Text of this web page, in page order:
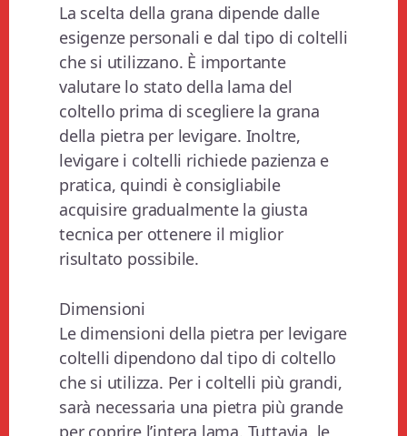
La scelta della grana dipende dalle
esigenze personali e dal tipo di coltelli
che si utilizzano. È importante
valutare lo stato della lama del
coltello prima di scegliere la grana
della pietra per levigare. Inoltre,
levigare i coltelli richiede pazienza e
pratica, quindi è consigliabile
acquisire gradualmente la giusta
tecnica per ottenere il miglior
risultato possibile.
Dimensioni
Le dimensioni della pietra per levigare
coltelli dipendono dal tipo di coltello
che si utilizza. Per i coltelli più grandi,
sarà necessaria una pietra più grande
per coprire l’intera lama. Tuttavia, le